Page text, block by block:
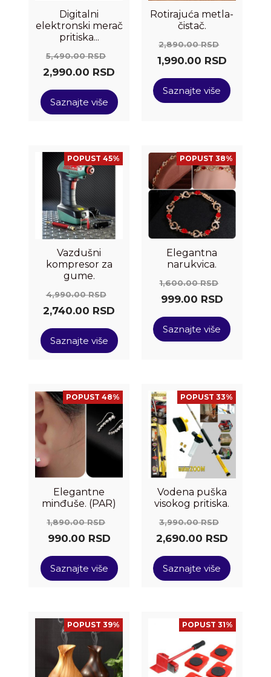
Digitalni
elektronski merač
pritiska...
5,490.00RSD
2,990.00 RSD
Saznajte više
Rotirajuća metla-
čistač.
2,890.00RSD
1,990.00 RSD
Saznajte više
POPUST 45%
Vazdušni
kompresor za
gume.
4,990.00RSD
2,740.00 RSD
Saznajte više
POPUST 38%
Elegantna
narukvica.
1,600.00RSD
999.00 RSD
Saznajte više
POPUST 48%
Elegantne
minđuše. (PAR)
1,890.00RSD
990.00 RSD
Saznajte više
POPUST 33%
Vodena puška
visokog pritiska.
3,990.00RSD
2,690.00 RSD
Saznajte više
POPUST 39% POPUST 31%